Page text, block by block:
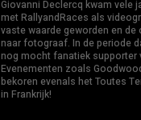
Giovanni Declercq kwam vele
met RallyandRaces als
vaste waarde geworden en de
naar fotograaf. In de periode
nog mocht fanatiek supporter
Evenementen zoals
bekoren evenals het Toutes
in Frankrijk!